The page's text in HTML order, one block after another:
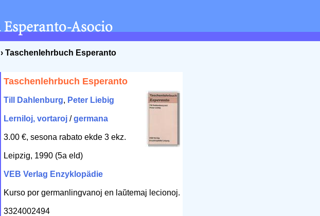
› Taschenlehrbuch Esperanto
Taschenlehrbuch Esperanto
Till Dahlenburg, Peter Liebig
Lerniloj, vortaroj /germana
3.00 €, sesona rabato ekde 3 ekz.
Leipzig, 1990 (5a eld)
VEB Verlag Enzyklopädie
Kurso por germanlingvanoj en laŭtemaj lecionoj.
3324002494